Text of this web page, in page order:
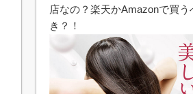
店なの？楽天かAmazonで買う
き？！